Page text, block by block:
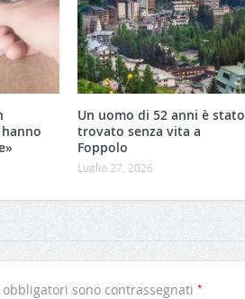
Un uomo di 52 anni è stato
trovato senza vita a
Foppolo
Luglio 27, 2026
sono contrassegnati *